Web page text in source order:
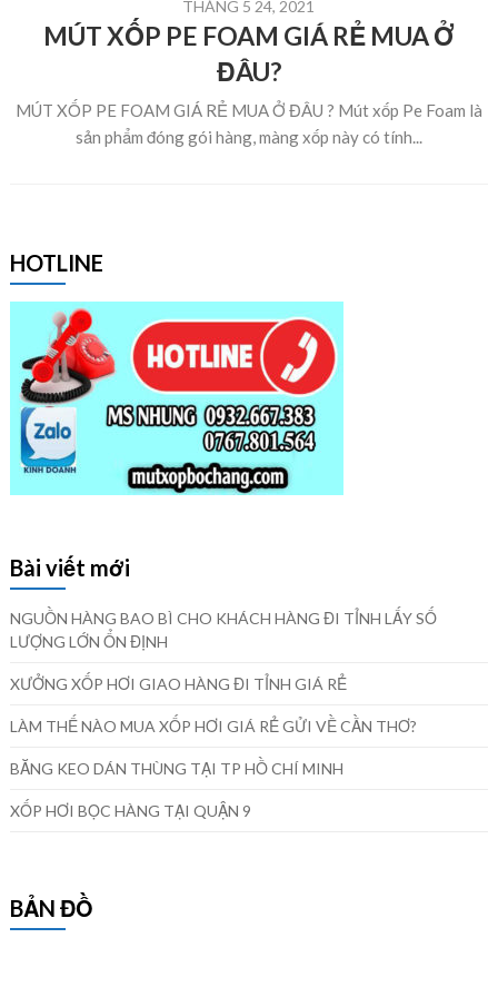
THÁNG 5 24, 2021
MÚT XỐP PE FOAM GIÁ RẺ MUA Ở
ĐÂU?
MÚT XỐP PE FOAM GIÁ RẺ MUA Ở ĐÂU ? Mút xốp Pe Foam là
sản phẩm đóng gói hàng, màng xốp này có tính...
HOTLINE
Bài viết mới
NGUỒN HÀNG BAO BÌ CHO KHÁCH HÀNG ĐI TỈNH LẤY SỐ
LƯỢNG LỚN ỔN ĐỊNH
XƯỞNG XỐP HƠI GIAO HÀNG ĐI TỈNH GIÁ RẺ
LÀM THẾ NÀO MUA XỐP HƠI GIÁ RẺ GỬI VỀ CẦN THƠ?
BĂNG KEO DÁN THÙNG TẠI TP HỒ CHÍ MINH
XỐP HƠI BỌC HÀNG TẠI QUẬN 9
BẢN ĐỒ